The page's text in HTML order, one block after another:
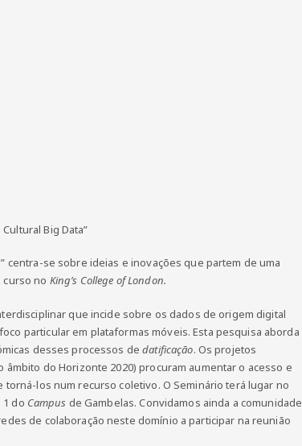
Big Data”
centra-se sobre ideias e inovações que partem de uma
no King’s College of London.
que incide sobre os dados de origem digital
particular em plataformas móveis. Esta pesquisa aborda
desses processos dedatificação. Os projetos
do Horizonte 2020) procuram aumentar o acesso e
los num recurso coletivo. O Seminário terá lugar no
1 do Campus de Gambelas. Convidamos ainda a comunidade
de colaboração neste domínio a participar na reunião